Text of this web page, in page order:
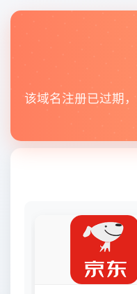
该域名注册已过期